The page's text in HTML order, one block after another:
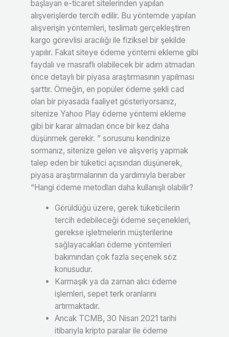
başlayan e-ticaret sitelerinden yapılan
alışverişlerde tercih edilir. Bu yöntemde yapılan
alışverişin yöntemleri, teslimatı gerçekleştiren
kargo görevlisi aracılığı ile fiziksel bir şekilde
yapılır. Fakat siteye ödeme yöntemi ekleme gibi
faydalı ve masraflı olabilecek bir adım atmadan
önce detaylı bir piyasa araştırmasının yapılması
şarttır. Örneğin, en popüler ödeme şekli cad
olan bir piyasada faaliyet gösteriyorsanız,
sitenize Yahoo Play ödeme yöntemi ekleme
gibi bir karar almadan önce bir kez daha
düşünmek gerekir. ” sorusunu kendinize
sormanız, sitenize gelen ve alışveriş yapmak
talep eden bir tüketici açısından düşünerek,
piyasa araştırmalarının da yardımıyla beraber
“Hangi ödeme metodları daha kullanışlı olabilir?
Görüldüğü üzere, gerek tüketicilerin
tercih edebileceği ödeme seçenekleri,
gerekse işletmelerin müşterilerine
sağlayacakları ödeme yöntemleri
bakımından çok fazla seçenek söz
konusudur.
Karmaşık ya da zaman alıcı ödeme
işlemleri, sepet terk oranlarını
artırmaktadır.
Ancak TCMB, 30 Nisan 2021 tarihi
itibarıyla kripto paralar ile ödeme